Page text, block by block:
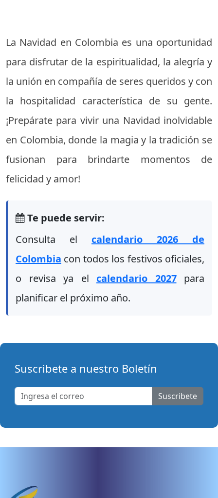
La Navidad en Colombia es una oportunidad
para disfrutar de la espiritualidad, la alegría y
la unión en compañía de seres queridos y con
la hospitalidad característica de su gente.
¡Prepárate para vivir una Navidad inolvidable
en Colombia, donde la magia y la tradición se
fusionan para brindarte momentos de
felicidad y amor!
Te puede servir:
Consulta el calendario 2026 de
Colombia con todos los festivos oficiales,
o revisa ya el calendario 2027para
planificar el próximo año.
Suscribete a nuestro Boletín
Suscribete